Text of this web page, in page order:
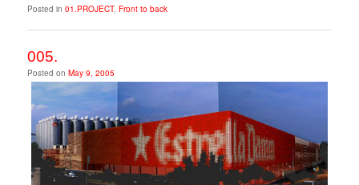
Posted in 01.PROJECT,Front to back
005.
Posted onMay 9, 2005